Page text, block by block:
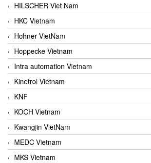
HILSCHER Viet Nam
HKC Vietnam
Hohner VietNam
Hoppecke Vietnam
Intra automation Vietnam
Kinetrol Vietnam
KNF
KOCH Vietnam
Kwangjin VietNam
MEDC Vietnam
MKS Vietnam